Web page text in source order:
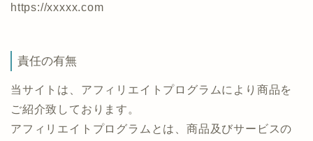
https://xxxxx.com
責任の有無
当サイトは、アフィリエイトプログラムにより商品を
ご紹介致しております。
アフィリエイトプログラムとは、商品及びサービスの